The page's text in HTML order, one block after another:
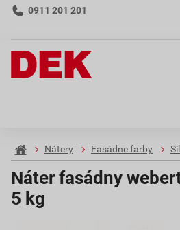
0911 201 201
Nátery Fasádne farby
Náter fasádny
5 kg